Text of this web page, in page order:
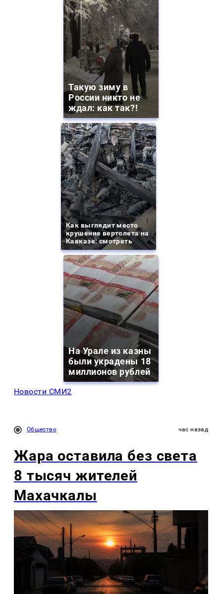
Такую зиму в
России никто не
ждал: как так?!
Как выглядит место
крушение вертолета на
Кавказе: смотреть
На Урале из казны
были украдены 18
миллионов рублей
Новости СМИ2
Общество час назад
Жара оставила без света
8 тысяч жителей
Махачкалы